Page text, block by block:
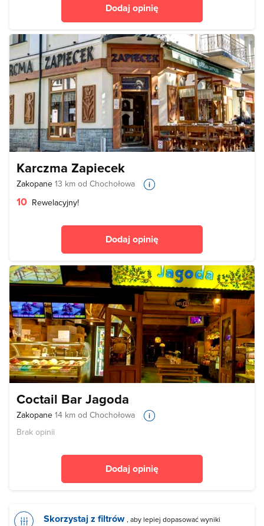
Dodaj opinię
Karczma Zapiecek
Zakopane 13 km od Chochołowa
10 Rewelacyjny!
Dodaj opinię
Coctail Bar Jagoda
Zakopane 14 km od Chochołowa
Brak opinii
Dodaj opinię
Skorzystaj z filtrów , aby lepiej dopasować wyniki